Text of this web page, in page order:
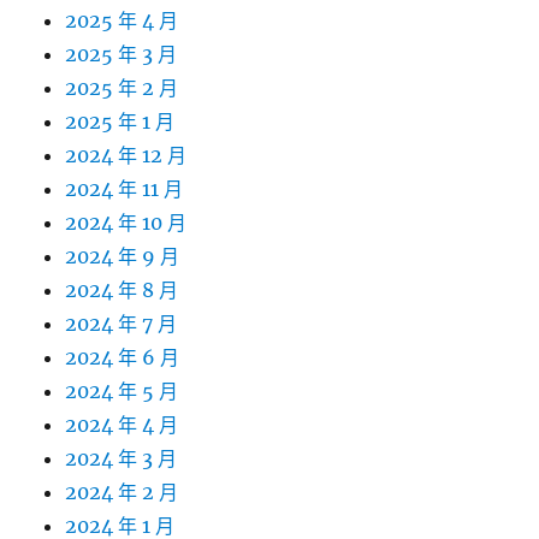
2025 年 4 月
2025 年 3 月
2025 年 2 月
2025 年 1 月
2024 年 12 月
2024 年 11 月
2024 年 10 月
2024 年 9 月
2024 年 8 月
2024 年 7 月
2024 年 6 月
2024 年 5 月
2024 年 4 月
2024 年 3 月
2024 年 2 月
2024 年 1 月